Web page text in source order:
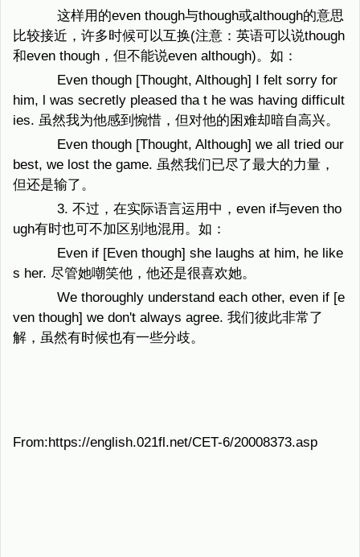
这样用的even though与though或although的意思
比较接近，许多时候可以互换(注意：英语可以说though
和even though，但不能说even although)。如：
Even though [Thought, Although] I felt sorry for
him, l was secretly pleased tha t he was having difficult
ies. 虽然我为他感到惋惜，但对他的困难却暗自高兴。
Even though [Thought, Although] we all tried our
best, we lost the game. 虽然我们已尽了最大的力量，
但还是输了。
3. 不过，在实际语言运用中，even if与even tho
ugh有时也可不加区别地混用。如：
Even if [Even though] she laughs at him, he like
s her. 尽管她嘲笑他，他还是很喜欢她。
We thoroughly understand each other, even if [e
ven though] we don't always agree. 我们彼此非常了
解，虽然有时候也有一些分歧。
From:https://english.021fl.net/CET-6/20008373.asp